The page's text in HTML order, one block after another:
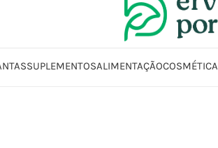
SUPLEMENTOSALIMENTAÇÃOCOSMÉTICA